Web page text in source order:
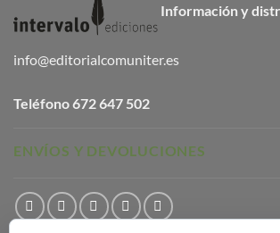
Información y
info@editorialcomuniter.es
Teléfono672 647 502
ENVÍOS Y DEVOLUCIONES